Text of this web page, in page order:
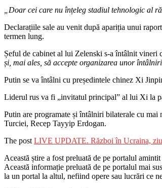
„Doar cei care nu înțeleg stadiul tehnologic al
Declarațiile sale au venit după apariția unui
termen lung.
Șeful de cabinet al lui Zelenski s-a întâlnit
și, mai ales, să accepte organizarea unor
Putin se va întâlni cu președintele chinez Xi
Liderul rus va fi „invitatul principal” al lui Xi la
Putin are programate și întâlniri bilaterale cu
Turciei, Recep Tayyip Erdogan.
The post LIVE UPDATE. Război în Ucraina,
Această știre a fost preluată de pe portalul amintit
Această informație preluată de pe portalul mai
la un portal la altul, nefiind opere sau lucrări ce